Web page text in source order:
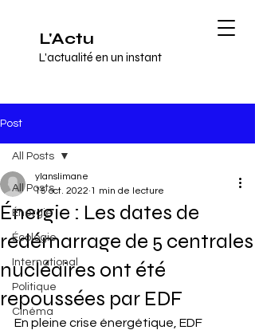
L'Actu
L'actualité en un instant
Post
All Posts
Énergie
Écologie
International
Politique
Cinéma
All Posts
Énergie : Les dates de
redémarrage de 5 centrales
nucléaires ont été
repoussées par EDF
ylanslimane
15 oct. 2022 1 min de lecture
En pleine crise énergétique, EDF